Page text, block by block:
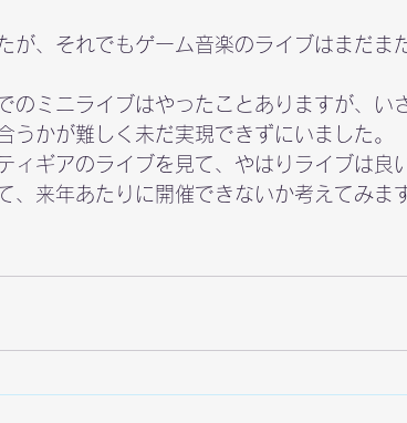
が、それでもゲーム音楽のライブはまだま
のミニライブはやったことありますが、い
うかが難しく未だ実現できずにいました。
ィギアのライブを見て、やはりライブは良
、来年あたりに開催できないか考えてみま